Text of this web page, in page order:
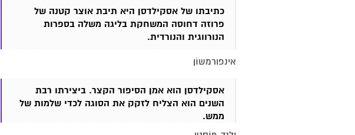
כתיבתו של אסקילדסן היא תיבת אוצר קטנה של
פרוזה דחוסה המשחקת בליגה משלה בספרות
הנורווגית והנורדית.
אינפורמשוֹן
אסקילדסן הוא אמן הסיפור הקצר. ביצירתו רבת
השנים הוא הצליח לזקק את הסוגה לכדי שלמות של
ממש.